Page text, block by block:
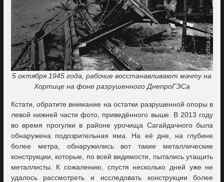
5 октября 1945 года, рабочие восстанавливают мачту на
Хортице на фоне разрушенного ДнепроГЭСа
Кстати, обратите внимание на остатки разрушенной опоры в
левой нижней части фото, приведённого выше. В 2013 году
во время прогулки в районе урочища Сагайдачного была
обнаружена подозрительная яма. На её дне, на глубине
более метра, обнаружились вот такие металлические
конструкции, которые, по всей видимости, пытались утащить
металлисты. К сожалению, спустя несколько дней уже не
удалось рассмотреть и исследовать конструкции более